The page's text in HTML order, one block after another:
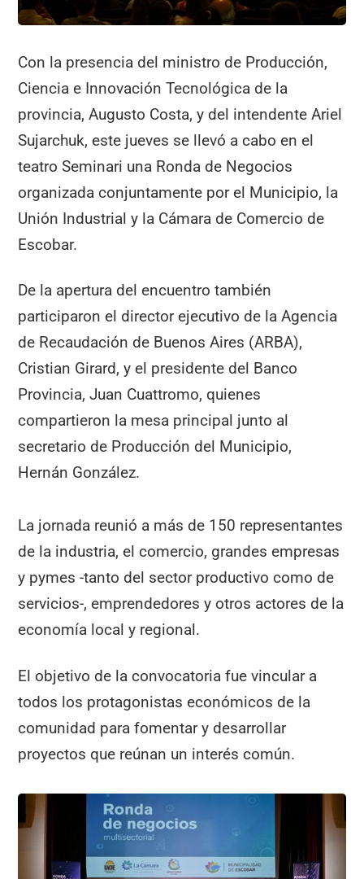
Con la presencia del ministro de Producción,
Ciencia e Innovación Tecnológica de la
provincia, Augusto Costa, y del intendente Ariel
Sujarchuk, este jueves se llevó a cabo en el
teatro Seminari una Ronda de Negocios
organizada conjuntamente por el Municipio, la
Unión Industrial y la Cámara de Comercio de
Escobar.
De la apertura del encuentro también
participaron el director ejecutivo de la Agencia
de Recaudación de Buenos Aires (ARBA),
Cristian Girard, y el presidente del Banco
Provincia, Juan Cuattromo, quienes
compartieron la mesa principal junto al
secretario de Producción del Municipio,
Hernán González.
La jornada reunió a más de 150 representantes
de la industria, el comercio, grandes empresas
y pymes -tanto del sector productivo como de
servicios-, emprendedores y otros actores de la
economía local y regional.
El objetivo de la convocatoria fue vincular a
todos los protagonistas económicos de la
comunidad para fomentar y desarrollar
proyectos que reúnan un interés común.